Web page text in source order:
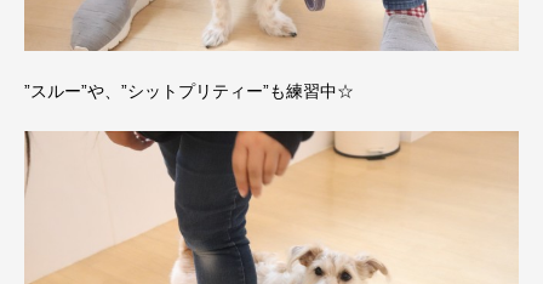
”スルー”や、”シットプリティー”も練習中☆